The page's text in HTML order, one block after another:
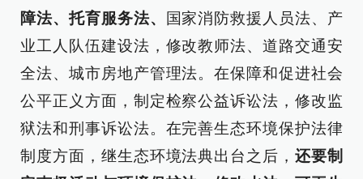
障法、托育服务法、
国家消防救援人员法、产
业工人队伍建设法，修改教师法、道路交通安
全法、城市房地产管理法。在保障和促进社会
公平正义方面，制定检察公益诉讼法，修改监
狱法和刑事诉讼法。在完善生态环境保护法律
制度方面，继生态环境法典出台之后，还要制